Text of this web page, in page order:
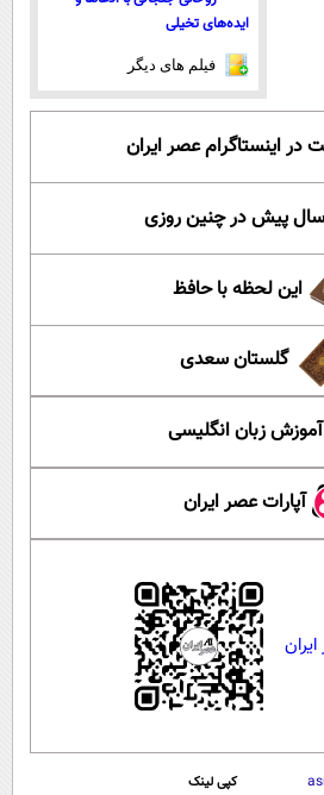
ایده‌های تخیلی
فیلم های دیگر
در اینستاگرام عصر ایران
این لحظه با حافظ
گلستان سعدی
آموزش زبان انگلیسی
آپارات عصر ایران
کپی لینک